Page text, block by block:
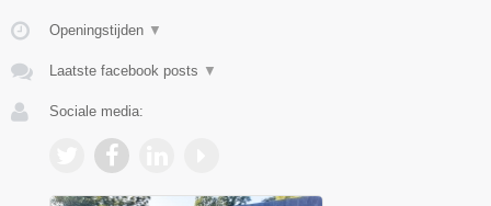
Openingstijden ▼
Laatste facebook posts ▼
Sociale media: